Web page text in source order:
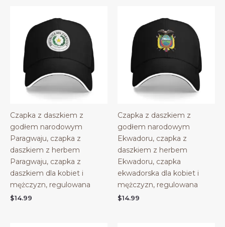
Czapka z daszkiem z
godłem narodowym
Paragwaju, czapka z
daszkiem z herbem
Paragwaju, czapka z
daszkiem dla kobiet i
mężczyzn, regulowana
$14.99
Czapka z daszkiem z
godłem narodowym
Ekwadoru, czapka z
daszkiem z herbem
Ekwadoru, czapka
ekwadorska dla kobiet i
mężczyzn, regulowana
$14.99